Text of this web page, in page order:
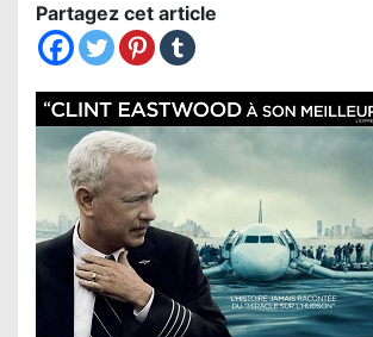
Partagez cet article